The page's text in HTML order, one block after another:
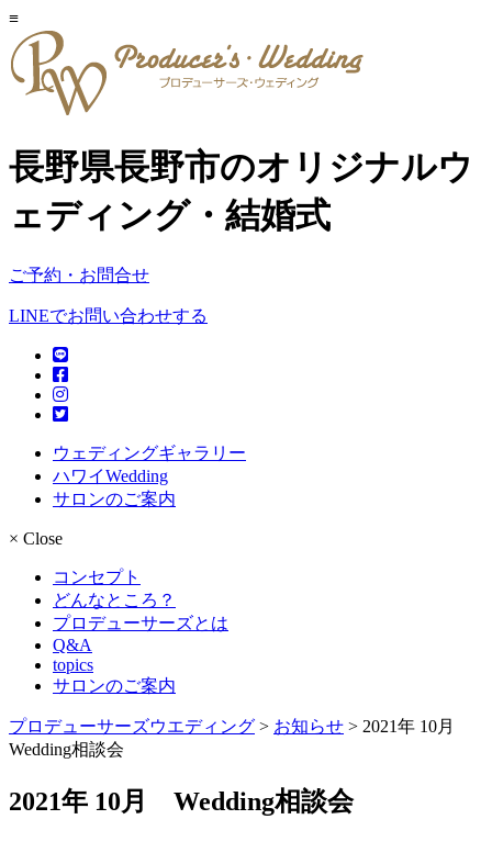
≡
長野県長野市のオリジナルウ
ェディング・結婚式
ご予約・お問合せ
LINEでお問い合わせする
ウェディングギャラリー
ハワイWedding
サロンのご案内
× Close
コンセプト
どんなところ？
プロデューサーズとは
Q&A
topics
サロンのご案内
プロデューサーズウエディング > お知らせ > 2021年 10月
Wedding相談会
2021年 10月 Wedding相談会